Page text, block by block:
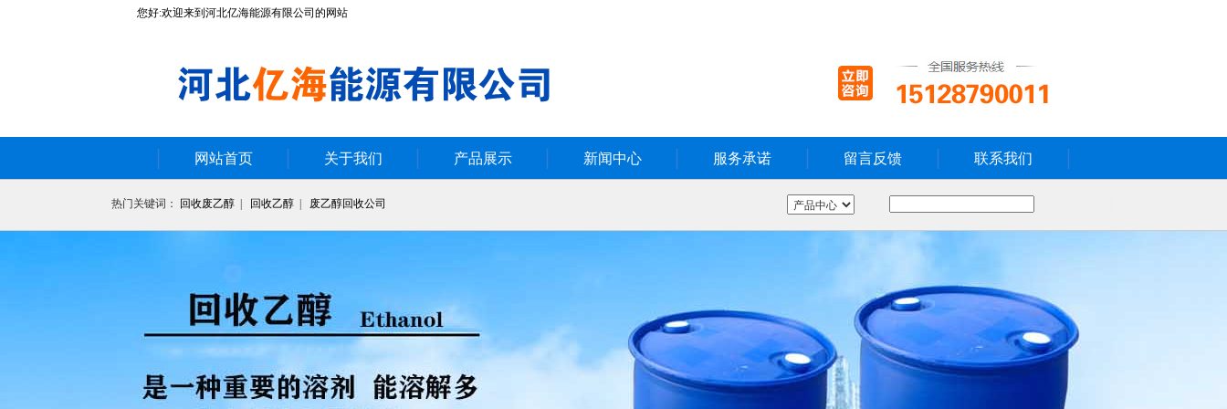
您好:欢迎来到河北亿海能源有限公司的网站
网站首页 关于我们 产品展示 新闻中心 服务承诺 留言反馈 联系我们
热门关键词： 回收废乙醇 回收乙醇 废乙醇回收公司